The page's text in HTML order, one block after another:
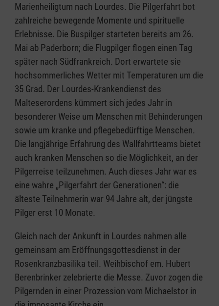
Marienheiligtum nach Lourdes. Die Pilgerfahrt bot
zahlreiche bewegende Momente und spirituelle
Erlebnisse. Die Buspilger starteten bereits am 26.
Mai ab Paderborn; die Flugpilger flogen einen Tag
später nach Südfrankreich. Dort erwartete sie
hochsommerliches Wetter mit Temperaturen um die
35 Grad. Der Lourdes-Krankendienst des
Malteserordens kümmert sich jedes Jahr in
besonderer Weise um Menschen mit Behinderungen
sowie um kranke und pflegebedürftige Menschen.
Die langjährige Erfahrung des Wallfahrtteams bietet
auch kranken Menschen so die Möglichkeit, an der
Pilgerreise teilzunehmen. Auch dieses Jahr war es
eine wahre „Pilgerfahrt der Generationen“: die
älteste Teilnehmerin war 94 Jahre alt, der jüngste
Pilger erst 10 Monate.
Gleich nach der Ankunft in Lourdes nahmen alle
gemeinsam am Eröffnungsgottesdienst in der
Rosenkranzbasilika teil. Weihbischof em. Hubert
Berenbrinker zelebrierte die Messe. Zuvor zogen die
Pilgernden in einer Prozession vom Michaelstor in